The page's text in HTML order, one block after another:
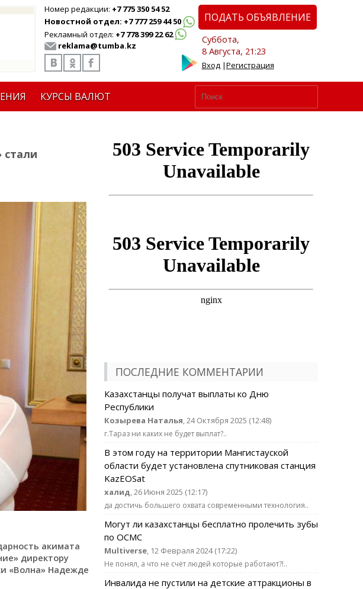
Номер редакции: +7 775 350 54 52
Новостной отдел: +7 777 259 44 50
Рекламный отдел: +7 778 399 22 62
reklama@tumba.kz
ПОДАТЬ ОБЪЯВЛЕНИЕ
Суббота,
8 Августа, 21:23
Вход|Регистрация
КУРСЫ ВАЛЮТ
акимата
директору
«Волна» Надежде
ПОСЛЕДНИЕ КОММЕНТАРИИ
Казахстанцы получат выплаты ко Дню
Республики
Козырева Наталья, 24 Октября 2025 (12:48)
г.Тараз ни каких не будет выплат?..
В этом году на территории Мангистауской
области будет установлена спутниковая станция
KazEOSat
халид, 26 Июня 2025 (12:17)
да достичь большего охвата современными технология..
Могут ли казахстанцы бесплатно пролечить зубы
по ОСМС
Multiverse, 12 Февраля 2024 (17:22)
Не понял, а что не счёт людей которые работают?!..
Инвалида не пустили на детские аттракционы в